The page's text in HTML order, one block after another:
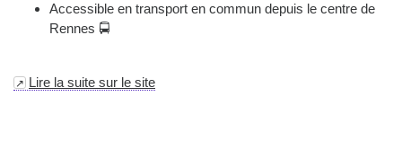
Accessible en transport en commun depuis le centre de
Rennes 🚍
Lire la suite sur le site